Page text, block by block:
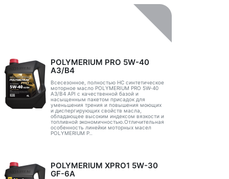
POLYMERIUM PRO 5W-40
A3/B4
Всесезонное, полностью HC синтетическое
моторное масло POLYMERIUM PRO 5W-40
A3/B4 API с качественной базой и
насыщенным пакетом присадок для
уменьшения трения и повышения моющих
и диспергирующих свойств масла,
обладающее высоким индексом вязкости и
топливной экономичностью.Отличительная
особенность линейки моторных масел
POLYMERIUM P..
POLYMERIUM XPRO1 5W-30
GF-6A